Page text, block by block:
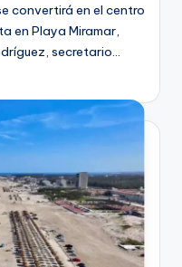
convertirá en el centro
en Playa Miramar,
secretario…